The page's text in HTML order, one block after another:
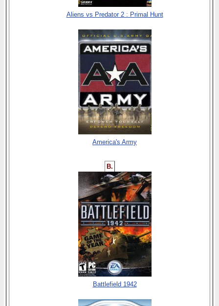
Aliens vs Predator 2 : Primal Hunt
America's Army
B.
Battlefield 1942